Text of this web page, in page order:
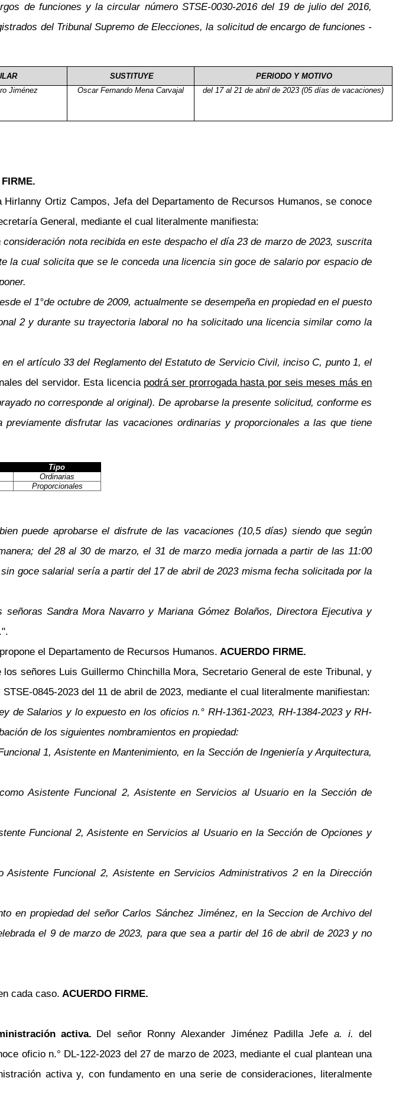
de funciones y la circular número STSE-0030-2016 del 19 de julio del 2016,
del Tribunal Supremo de Elecciones, la solicitud de encargo de funciones -
SUSTITUYE
PERIODO Y MOTIVO
Jiménez Oscar Fernando Mena Carvajal del 17 al 21 de abril de 2023 (05 días de vacaciones)
Hirlanny Ortiz Campos, Jefa del Departamento de Recursos Humanos, se conoce
General, mediante el cual literalmente manifiesta:
nota recibida en este despacho el día 23 de marzo de 2023, suscrita
la cual solicita que se le conceda una licencia sin goce de salario por espacio de
el 1°de octubre de 2009, actualmente se desempeña en propiedad en el puesto
2 y durante su trayectoria laboral no ha solicitado una licencia similar como la
el artículo 33 del Reglamento del Estatuto de Servicio Civil, inciso C, punto 1, el
del servidor. Esta licencia podrá ser prorrogada hasta por seis meses más en
no corresponde al original). De aprobarse la presente solicitud, conforme es
disfrutar las vacaciones ordinarias y proporcionales a las que tiene
Tipo
Ordinarias
Proporcionales
puede aprobarse el disfrute de las vacaciones (10,5 días) siendo que según
del 28 al 30 de marzo, el 31 de marzo media jornada a partir de las 11:00
goce salarial sería a partir del 17 de abril de 2023 misma fecha solicitada por la
Sandra Mora Navarro y Mariana Gómez Bolaños, Directora Ejecutiva y
.".
el Departamento de Recursos Humanos. ACUERDO FIRME.
los señores Luis Guillermo Chinchilla Mora, Secretario General de este Tribunal, y
0845-2023 del 11 de abril de 2023, mediante el cual literalmente manifiestan:
de Salarios y lo expuesto en los oficios n.° RH-1361-2023, RH-1384-2023 y RH-
de los siguientes nombramientos en propiedad:
1, Asistente en Mantenimiento, en la Sección de Ingeniería y Arquitectura,
Asistente Funcional 2, Asistente en Servicios al Usuario en la Sección de
Funcional 2, Asistente en Servicios al Usuario en la Sección de Opciones y
Funcional 2, Asistente en Servicios Administrativos 2 en la Dirección
en propiedad del señor Carlos Sánchez Jiménez, en la Seccion de Archivo del
el 9 de marzo de 2023, para que sea a partir del 16 de abril de 2023 y no
cada caso. ACUERDO FIRME.
activa. Del señor Ronny Alexander Jiménez Padilla Jefe a. i. del
oficio n.° DL-122-2023 del 27 de marzo de 2023, mediante el cual plantean una
activa y, con fundamento en una serie de consideraciones, literalmente